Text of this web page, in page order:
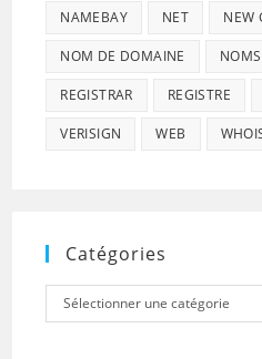
NAMEBAY NET NEW
NOM DE DOMAINE
REGISTRAR REGISTRE
VERISIGN WEB
Catégories
Catégories
Sélectionner une catégorie